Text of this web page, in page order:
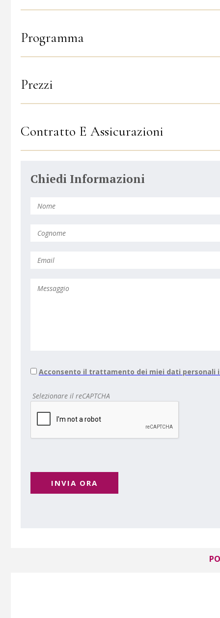
Programma
Prezzi
Contratto E Assicurazioni
Chiedi Informazioni
Acconsento il trattamento dei miei dati personali
Selezionare il reCAPTCHA
INVIA ORA